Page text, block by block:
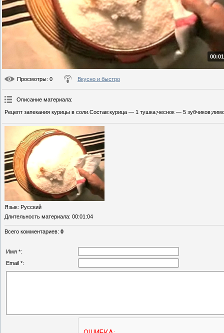
Просмотры: 0 Вкусно и быстро
Описание материала:
Рецепт запекания курицы в соли.Состав:курица — 1 тушка;чеснок — 5
Язык: Русский
Длительность материала: 00:01:04
Всего комментариев: 0
Имя *:
Email *: